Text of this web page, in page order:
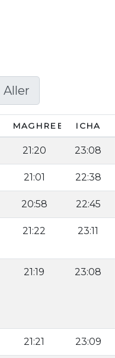
Aller
MAGHREB ICHA
21:20 23:08
21:01 22:38
20:58 22:45
21:22 23:11
21:19 23:08
21:21 23:09